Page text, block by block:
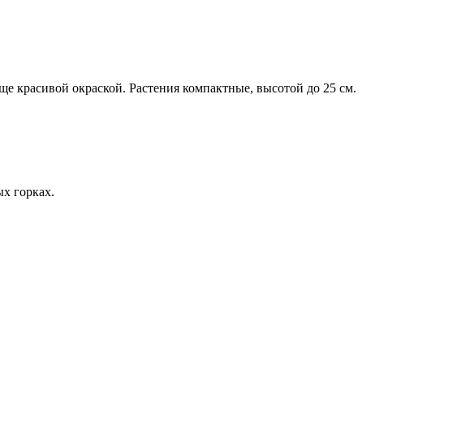
красивой окраской. Растения компактные, высотой до 25 см.
горках.